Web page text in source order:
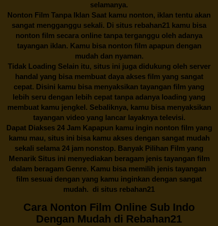
selamanya.
Nonton Film Tanpa Iklan Saat kamu nonton, iklan tentu akan
sangat mengganggu sekali. Di situs rebahan21 kamu bisa
nonton film secara online tanpa terganggu oleh adanya
tayangan iklan. Kamu bisa nonton film apapun dengan
mudah dan nyaman.
Tidak Loading Selain itu, situs ini juga didukung oleh server
handal yang bisa membuat daya akses film yang sangat
cepat. Disini kamu bisa menyaksikan tayangan film yang
lebih seru dengan lebih cepat tanpa adanya loading yang
membuat kamu jengkel. Sebaliknya, kamu bisa menyaksikan
tayangan video yang lancar layaknya televisi.
Dapat Diakses 24 Jam Kapapun kamu ingin nonton film yang
kamu mau, situs ini bisa kamu akses dengan sangat mudah
sekali selama 24 jam nonstop. Banyak Pilihan Film yang
Menarik Situs ini menyediakan beragam jenis tayangan film
dalam beragam Genre. Kamu bisa memilih jenis tayangan
film sesuai dengan yang kamu inginkan dengan sangat
mudah. di situs rebahan21
Cara Nonton Film Online Sub Indo
Dengan Mudah di Rebahan21